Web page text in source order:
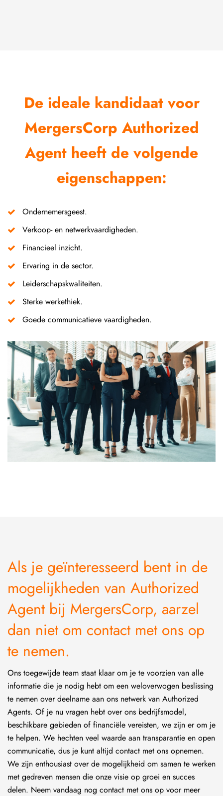
De ideale kandidaat voor
MergersCorp Authorized
Agent heeft de volgende
eigenschappen:
Ondernemersgeest.
Verkoop- en netwerkvaardigheden.
Financieel inzicht.
Ervaring in de sector.
Leiderschapskwaliteiten.
Sterke werkethiek.
Goede communicatieve vaardigheden.
Als je geïnteresseerd bent in de
mogelijkheden van Authorized
Agent bij MergersCorp, aarzel
dan niet om contact met ons op
te nemen.
Ons toegewijde team staat klaar om je te voorzien van alle
informatie die je nodig hebt om een weloverwogen beslissing
te nemen over deelname aan ons netwerk van Authorized
Agents. Of je nu vragen hebt over ons bedrijfsmodel,
beschikbare gebieden of financiële vereisten, we zijn er om je
te helpen. We hechten veel waarde aan transparantie en open
communicatie, dus je kunt altijd contact met ons opnemen.
We zijn enthousiast over de mogelijkheid om samen te werken
met gedreven mensen die onze visie op groei en succes
delen. Neem vandaag nog contact met ons op voor meer